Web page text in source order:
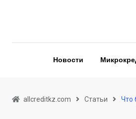
Новости
allcreditkz.com Статьи Что